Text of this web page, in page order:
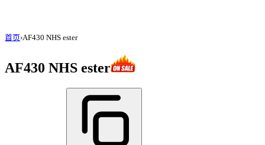
首页›AF430 NHS ester
AF430 NHS ester